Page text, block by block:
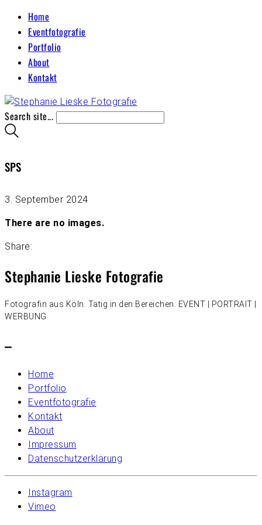
Home
Eventfotografie
Portfolio
About
Kontakt
Search site...
SPS
3. September 2024
There are no images.
Share:
Stephanie Lieske Fotografie
Fotografin aus Köln. Tätig in den Bereichen: EVENT | PORTRAIT |
WERBUNG
–
Home
Portfolio
Eventfotografie
Kontakt
About
Impressum
Datenschutzerklärung
Instagram
Vimeo